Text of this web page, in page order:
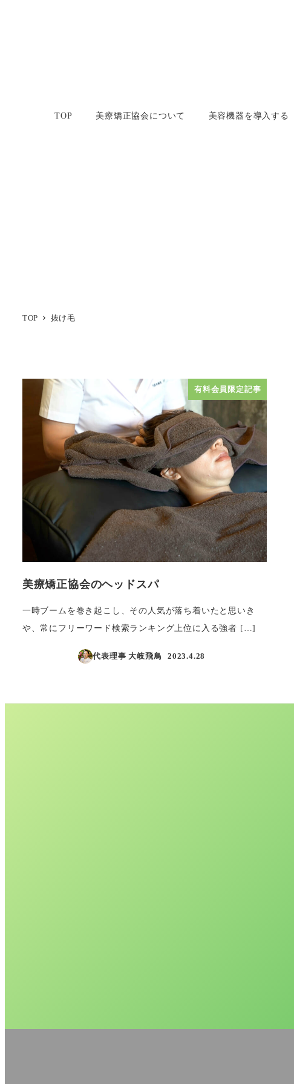
TOP 美療矯正協会について 美容機器を導入する
TOP 抜け毛
有料会員限定記事
美療矯正協会のヘッドスパ
一時ブームを巻き起こし、その人気が落ち着いたと思いき
や、常にフリーワード検索ランキング上位に入る強者 […]
代表理事 大岐飛鳥
2023.4.28